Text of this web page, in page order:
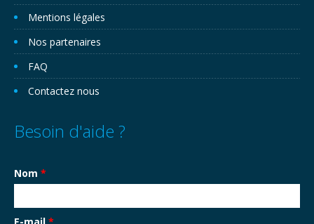
Mentions légales
Nos partenaires
FAQ
Contactez nous
Besoin d'aide ?
Nom *